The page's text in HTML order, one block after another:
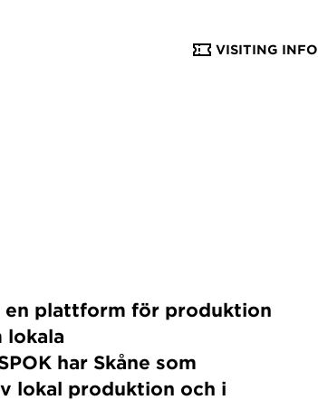
VISITING INFO
en plattform för produktion
lokala
har Skåne som
lokal produktion och i